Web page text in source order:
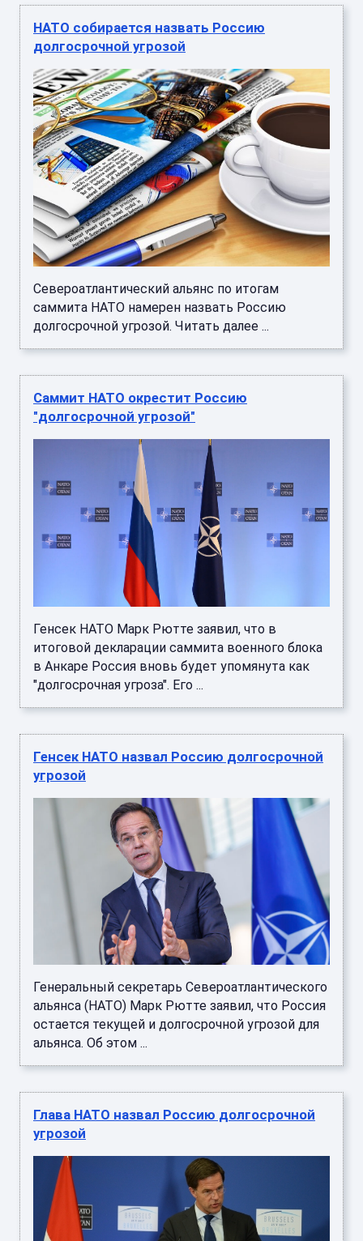
НАТО собирается назвать Россию
долгосрочной угрозой
Североатлантический альянс по итогам
саммита НАТО намерен назвать Россию
долгосрочной угрозой. Читать далее ...
Саммит НАТО окрестит Россию
"долгосрочной угрозой"
Генсек НАТО Марк Рютте заявил, что в
итоговой декларации саммита военного блока
в Анкаре Россия вновь будет упомянута как
"долгосрочная угроза". Его ...
Генсек НАТО назвал Россию долгосрочной
угрозой
Генеральный секретарь Североатлантического
альянса (НАТО) Марк Рютте заявил, что Россия
остается текущей и долгосрочной угрозой для
альянса. Об этом ...
Глава НАТО назвал Россию долгосрочной
угрозой